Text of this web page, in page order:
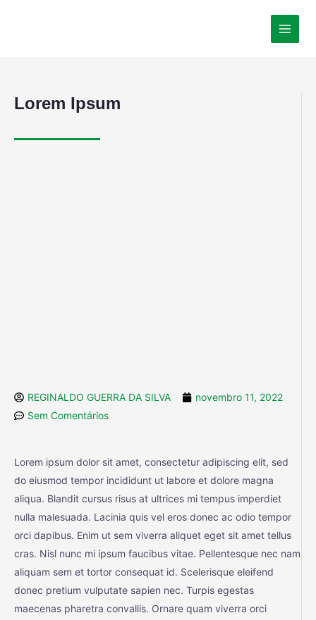
Lorem Ipsum
REGINALDO GUERRA DA SILVA
novembro 11, 2022
Sem Comentários
Lorem ipsum dolor sit amet, consectetur adipiscing elit, sed
do eiusmod tempor incididunt ut labore et dolore magna
aliqua. Blandit cursus risus at ultrices mi tempus imperdiet
nulla malesuada. Lacinia quis vel eros donec ac odio tempor
orci dapibus. Enim ut sem viverra aliquet eget sit amet tellus
cras. Nisl nunc mi ipsum faucibus vitae. Pellentesque nec nam
aliquam sem et tortor consequat id. Scelerisque eleifend
donec pretium vulputate sapien nec. Turpis egestas
maecenas pharetra convallis. Ornare quam viverra orci